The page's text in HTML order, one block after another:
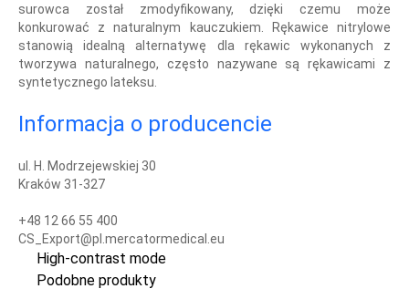
surowca został zmodyfikowany, dzięki czemu może
konkurować z naturalnym kauczukiem. Rękawice nitrylowe
stanowią idealną alternatywę dla rękawic wykonanych z
tworzywa naturalnego, często nazywane są rękawicami z
syntetycznego lateksu.
Informacja o producencie
ul. H. Modrzejewskiej 30
Kraków 31-327
+48 12 66 55 400
CS_Export@pl.mercatormedical.eu
High-contrast mode
Podobne produkty